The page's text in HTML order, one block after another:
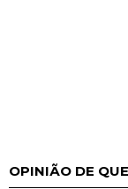
OPINIÃO DE